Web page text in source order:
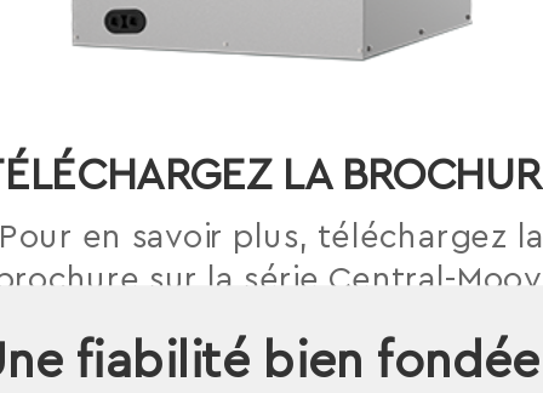
LA
Pour en savoir plus, téléchargez la
sur la série Central-
fiabilité bien fondée